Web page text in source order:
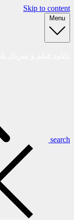
Skip to content
Menu
search